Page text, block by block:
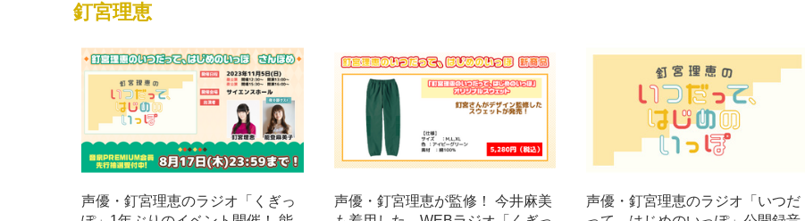
釘宮理恵
声優・釘宮理恵のラジオ「くぎっ
声優・釘宮理恵が監修！ 今井麻美
声優・釘宮理恵のラジオ「いつだ